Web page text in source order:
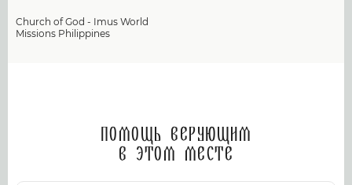
Church of God - Imus World
Missions Philippines
Помощь верующим
в этом месте